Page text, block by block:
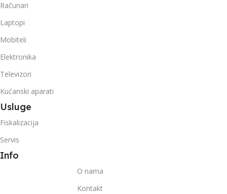
Računari
Laptopi
Mobiteli
Elektronika
Televizori
Kućanski aparati
Usluge
Fiskalizacija
Servis
Info
O nama
Kontakt